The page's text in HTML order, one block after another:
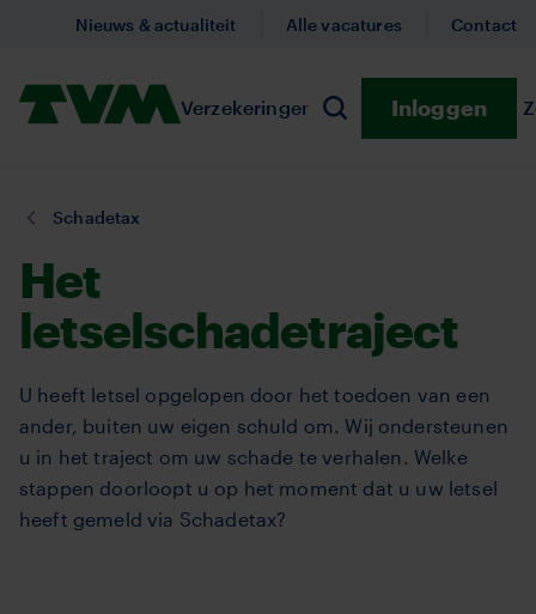
Overslaan
de
Homepage,
Verzekeringen SubmenuPreventie
Zoeken
Inloggen
Nieuws & actualiteit Alle vacatures Contact
U
Schadetax
Het
letselschadetraject
U heeft letsel opgelopen door het toedoen van een
ander, buiten uw eigen schuld om. Wij ondersteunen
u in het traject om uw schade te verhalen. Welke
stappen doorloopt u op het moment dat u uw letsel
heeft gemeld via Schadetax?